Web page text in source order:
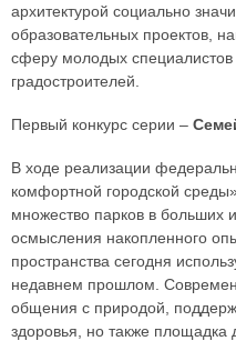
архитектурой социально
образовательных проектов,
сферу молодых специалистов
градостроителей.
Первый конкурс серии –
В ходе реализации
комфортной городской
множество парков в больших
осмысления накопленного
пространства сегодня
недавнем прошлом.
общения с природой,
здоровья, но также площадка